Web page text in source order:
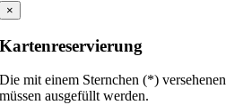
×
Kartenreservierung
Die mit einem Sternchen (*)
müssen ausgefüllt werden.